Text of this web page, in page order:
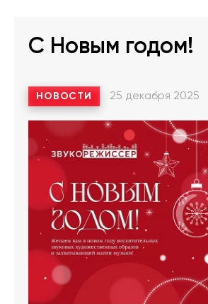
С Новым годом!
НОВОСТИ 25 декабря 2025